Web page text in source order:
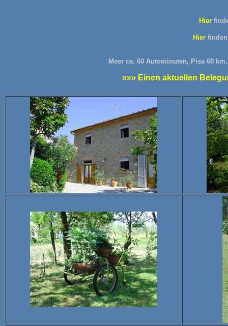
Hier
Hier
Meer ca. 60 Autominuten, Pisa 60
»»» Einen aktuellen